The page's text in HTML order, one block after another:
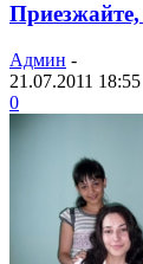
Админ -
21.07.2011 18:55
0